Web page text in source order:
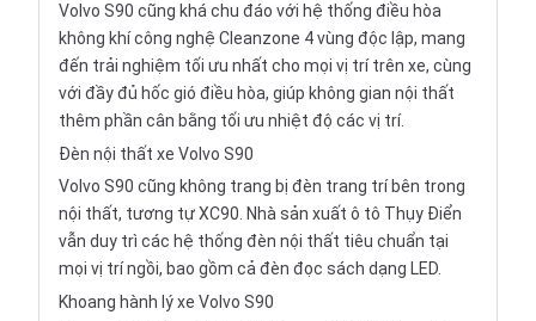
Volvo S90 cũng khá chu đáo với hệ thống điều hòa
không khí công nghệ Cleanzone 4 vùng độc lập, mang
đến trải nghiệm tối ưu nhất cho mọi vị trí trên xe, cùng
với đầy đủ hốc gió điều hòa, giúp không gian nội thất
thêm phần cân bằng tối ưu nhiệt độ các vị trí.
Đèn nội thất xe Volvo S90
Volvo S90 cũng không trang bị đèn trang trí bên trong
nội thất, tương tự XC90. Nhà sản xuất ô tô Thụy Điển
vẫn duy trì các hệ thống đèn nội thất tiêu chuẩn tại
mọi vị trí ngồi, bao gồm cả đèn đọc sách dạng LED.
Khoang hành lý xe Volvo S90